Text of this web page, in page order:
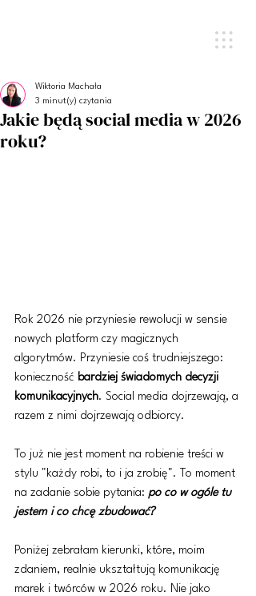
Jakie będą social media w 2026
roku?
Wiktoria Machała
3 minut(y) czytania
Rok 2026 nie przyniesie rewolucji w sensie
nowych platform czy magicznych
algorytmów. Przyniesie coś trudniejszego:
konieczność bardziej świadomych decyzji
komunikacyjnych. Social media dojrzewają, a
razem z nimi dojrzewają odbiorcy.
To już nie jest moment na robienie treści w
stylu "każdy robi, to i ja zrobię". To moment
na zadanie sobie pytania: po co w ogóle tu
jestem i co chcę zbudować?
Poniżej zebrałam kierunki, które, moim
zdaniem, realnie ukształtują komunikację
marek i twórców w 2026 roku. Nie jako